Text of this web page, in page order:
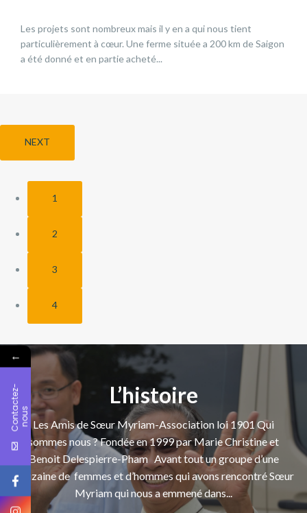
Les projets sont nombreux mais il y en a qui nous tient
particulièrement à cœur. Une ferme située a 200 km de Saigon
a été donné et en partie acheté...
NEXT
1
2
3
4
L’histoire
Les Amis de Sœur Myriam-Association loi 1901 Qui
sommes nous ? Fondée en 1999 par Marie Christine et
Benoit Delespierre-Pham Avant tout un groupe d’une
douzaine de femmes et d’hommes qui avons rencontré Sœur
Myriam qui nous a emmené dans...
←
C
o
n
t a
c
t
e
z
-
n
o
u s